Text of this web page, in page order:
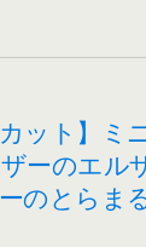
ット】ミ
ーのエル
のとらま